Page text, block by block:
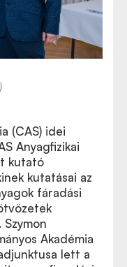
(CAS) idei
Anyagfizikai
kutató
kutatásai az
fáradási
Akadémia
lett a